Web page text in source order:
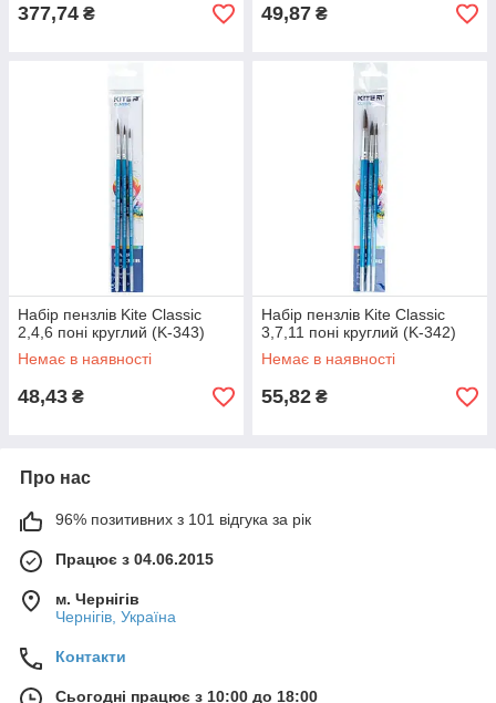
377,74 ₴ 49,87 ₴
Набір пензлів Kite Classic
2,4,6 поні круглий (K-343)
Немає в наявності
48,43 ₴
Набір пензлів Kite Classic
3,7,11 поні круглий (K-342)
Немає в наявності
55,82 ₴
Про нас
96% позитивних з 101 відгука за рік
Працює з 04.06.2015
м. Чернігів
Чернігів, Україна
Контакти
Сьогодні працює з 10:00 до 18:00